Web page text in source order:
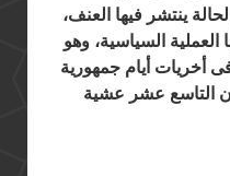
ينتشر فيها العنف،
العملية السياسية، وهو
فى أخريات أيام جمهورية
التاسع عشر عشية